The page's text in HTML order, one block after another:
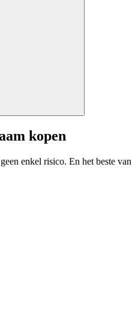
kopen
enkel risico. En het beste